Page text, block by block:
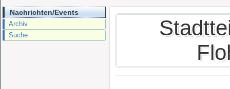
Nachrichten/Events
Archiv
Suche